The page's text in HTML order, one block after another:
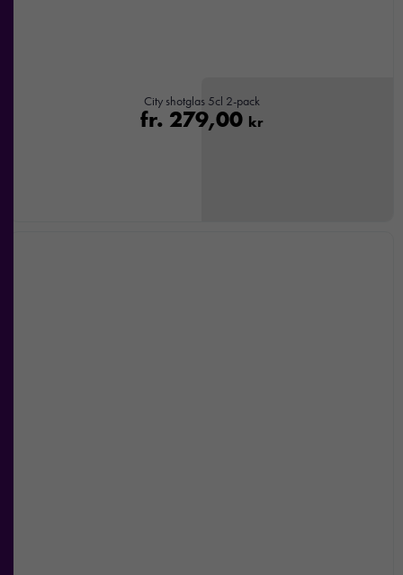
City shotglas 5cl 2-pack
fr. 279,00 kr